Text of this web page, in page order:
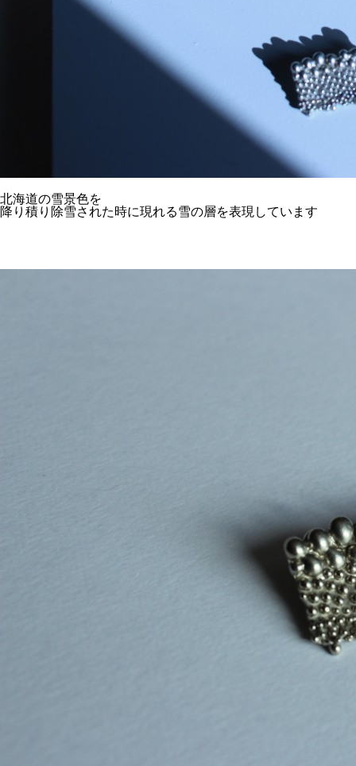
北海道の雪景色を
降り積り除雪された時に現れる雪の層を表現しています